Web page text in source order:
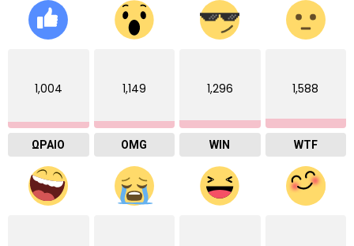
1,004
ΩΡΑΙΟ
1,149
OMG
1,296
WIN
1,588
WTF